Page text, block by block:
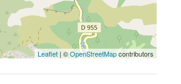
Leaflet | ©OpenStreetMapcontributors